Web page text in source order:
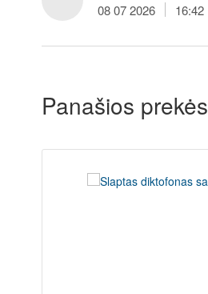
08 07 2026 16:42
Panašios prekės